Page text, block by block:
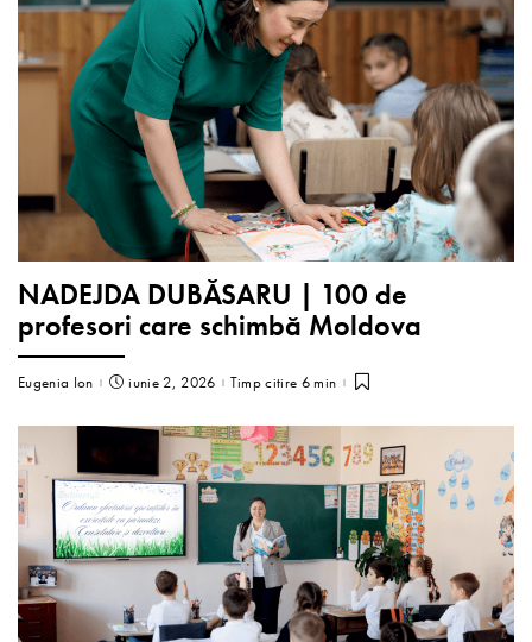
NADEJDA DUBĂSARU | 100 de
profesori care schimbă Moldova
Eugenia Ion iunie 2, 2026 Timp citire 6 min